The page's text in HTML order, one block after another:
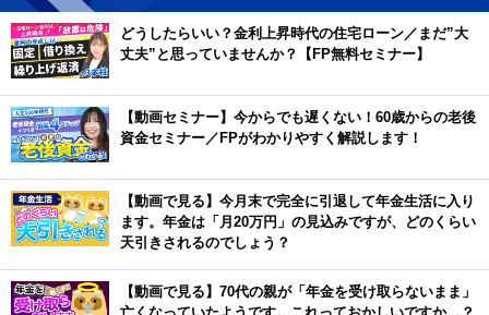
どうしたらいい？金利上昇時代の住宅ローン／まだ”大
丈夫”と思っていませんか？【FP無料セミナー】
【動画セミナー】今からでも遅くない！60歳からの老後
資金セミナー／FPがわかりやすく解説します！
【動画で見る】今月末で完全に引退して年金生活に入り
ます。年金は「月20万円」の見込みですが、どのくらい
天引きされるのでしょう？
【動画で見る】70代の親が「年金を受け取らないまま」
亡くなっていたようです。これっておかしいですか…？